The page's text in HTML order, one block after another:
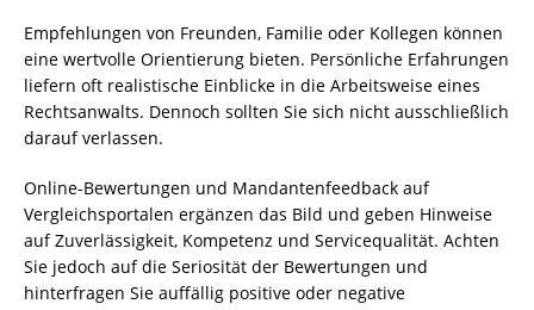
Empfehlungen von Freunden, Familie oder Kollegen können
eine wertvolle Orientierung bieten. Persönliche Erfahrungen
liefern oft realistische Einblicke in die Arbeitsweise eines
Rechtsanwalts. Dennoch sollten Sie sich nicht ausschließlich
darauf verlassen.
Online-Bewertungen und Mandantenfeedback auf
Vergleichsportalen ergänzen das Bild und geben Hinweise
auf Zuverlässigkeit, Kompetenz und Servicequalität. Achten
Sie jedoch auf die Seriosität der Bewertungen und
hinterfragen Sie auffällig positive oder negative